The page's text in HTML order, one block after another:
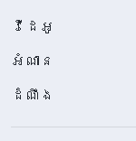
វីដេអូ
អំណាន
ដំណឹង